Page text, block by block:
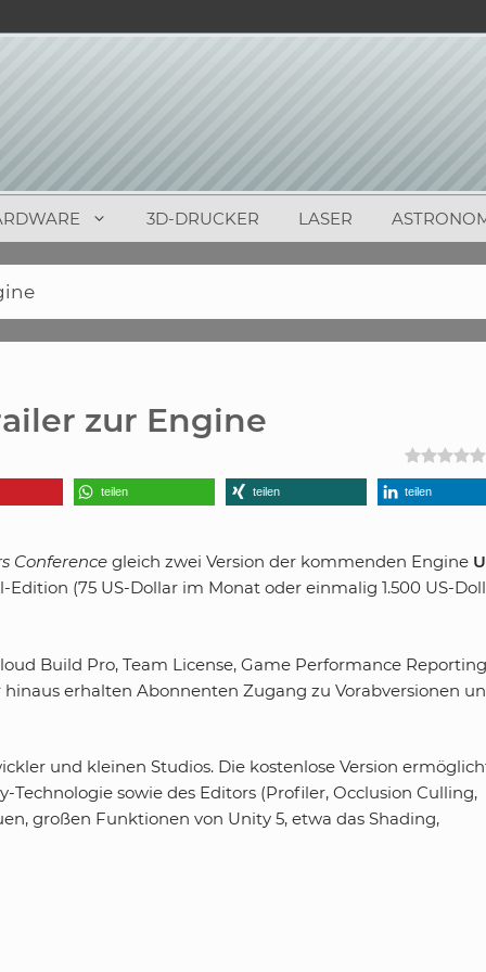
3D-DRUCKER LASER
zur Engine
teilen teilen teilen
Conference gleich zwei Version der kommenden Engine
Edition (75 US-Dollar im Monat oder einmalig 1.500 US-
Build Pro, Team License, Game Performance
hinaus erhalten Abonnenten Zugang zu Vorabversionen
und kleinen Studios. Die kostenlose Version
sowie des Editors (Profiler, Occlusion Culling,
großen Funktionen von Unity 5, etwa das Shading,